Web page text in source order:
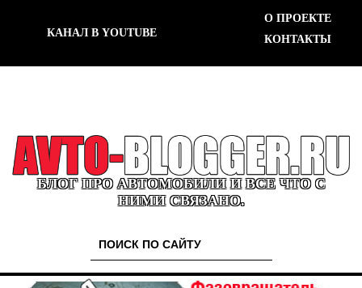
КАНАЛ В YOUTUBE
О ПРОЕКТЕ
КОНТАКТЫ
БЛОГ ПРО АВТОМОБИЛИ И ВСЕ ЧТО С
НИМИ СВЯЗАНО.